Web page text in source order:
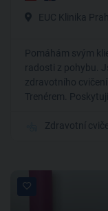
EUC Klinika
Pomáhám svým
radosti z pohybu.
zdravotního
Trenérem.
Zdravotní